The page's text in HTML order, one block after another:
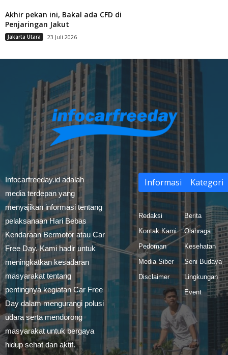
Akhir pekan ini, Bakal ada CFD di
Penjaringan Jakut
Jakarta Utara 23 Juli 2026
Infocarfreeday.id adalah
media terdepan yang
menyajikan informasi tentang
pelaksanaan Hari Bebas
Kendaraan Bermotor atau Car
Free Day. Kami hadir untuk
meningkatkan kesadaran
masyarakat tentang
pentingnya kegiatan Car Free
Day dalam mengurangi polusi
udara serta mendorong
masyarakat untuk bergaya
hidup sehat dan aktif.
Informasi
Redaksi
Kontak Kami
Pedoman
Media Siber
Disclaimer
Kategori
Berita
Olahraga
Kesehatan
Seni Budaya
Lingkungan
Event